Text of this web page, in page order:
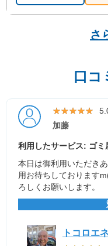
さ
口コ
★★★★★
★★★★★
加藤
利用したサービス: ゴミ
本日は御利用いただき
用お待ちしております
ろしくお願いします。
トコロエ